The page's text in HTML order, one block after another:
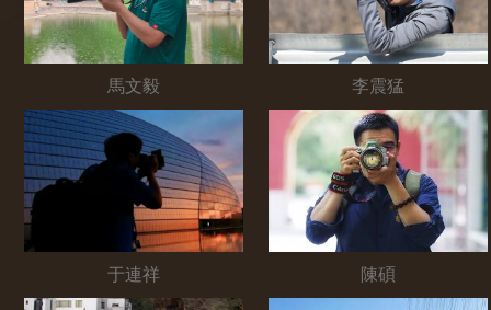
馬文毅 李震猛
于連祥 陳碩